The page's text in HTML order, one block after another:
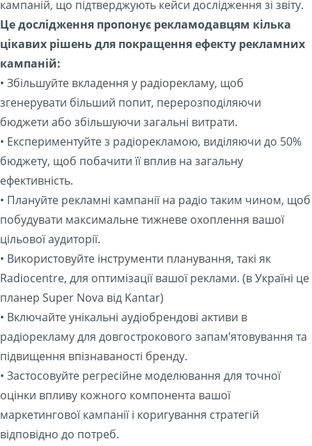
кампаній, що підтверджують кейси дослідження зі звіту.
Це дослідження пропонує рекламодавцям кілька
цікавих рішень для покращення ефекту рекламних
кампаній:
• Збільшуйте вкладення у радіорекламу, щоб
згенерувати більший попит, перерозподіляючи
бюджети або збільшуючи загальні витрати.
• Експериментуйте з радіорекламою, виділяючи до 50%
бюджету, щоб побачити її вплив на загальну
ефективність.
• Плануйте рекламні кампанії на радіо таким чином, щоб
побудувати максимальне тижневе охоплення вашої
цільової аудиторії.
• Використовуйте інструменти планування, такі як
Radiocentre, для оптимізації вашої реклами. (в Україні це
планер Super Nova від Kantar)
• Включайте унікальні аудіобрендові активи в
радіорекламу для довгострокового запам’ятовування та
підвищення впізнаваності бренду.
• Застосовуйте регресійне моделювання для точної
оцінки впливу кожного компонента вашої
маркетингової кампанії і коригування стратегій
відповідно до потреб.